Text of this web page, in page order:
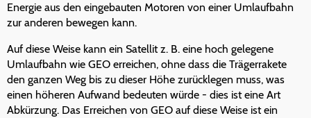
Energie aus den eingebauten Motoren von einer Umlaufbahn
zur anderen bewegen kann.
Auf diese Weise kann ein Satellit z. B. eine hoch gelegene
Umlaufbahn wie GEO erreichen, ohne dass die Trägerrakete
den ganzen Weg bis zu dieser Höhe zurücklegen muss, was
einen höheren Aufwand bedeuten würde - dies ist eine Art
Abkürzung. Das Erreichen von GEO auf diese Weise ist ein